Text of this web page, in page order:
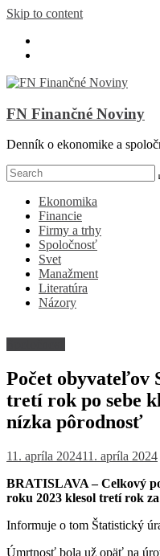
Skip to content
FN Finančné Noviny
Denník o ekonomike a
Ekonomika
Financie
Firmy a trhy
Spoločnosť
Svet
Manažment
Literatúra
Názory
Počet obyvateľov
tretí rok po sebe
nízka pôrodnosť
11. apríla 202411. apríla 2024
BRATISLAVA – Celkový
roku 2023 klesol tretí rok za
Informuje o tom Štatistický
Úmrtnosť bola už opäť na